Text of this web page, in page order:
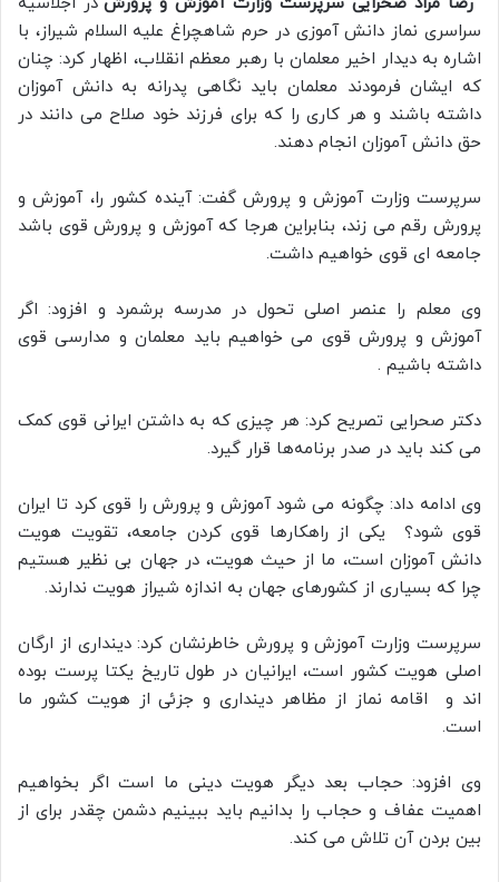
سراسری نماز دانش آموزی در حرم شاهچراغ علیه السلام شیراز، با
اشاره به دیدار اخیر معلمان با رهبر معظم انقلاب، اظهار کرد: چنان
که ایشان فرمودند معلمان باید نگاهی پدرانه به دانش آموزان
داشته باشند و هر کاری را که برای فرزند خود صلاح می دانند در
حق دانش آموزان انجام دهند.
سرپرست وزارت آموزش و پرورش گفت: آینده کشور را، آموزش و
پرورش رقم می زند، بنابراین هرجا که آموزش و پرورش قوی باشد
جامعه ای قوی خواهیم داشت.
وی معلم را عنصر اصلی تحول در مدرسه برشمرد و افزود: اگر
آموزش و پرورش قوی می خواهیم باید معلمان و مدارسی قوی
داشته باشیم .
دکتر صحرایی تصریح کرد: هر چیزی که به داشتن ایرانی قوی کمک
می کند باید در صدر برنامه‌ها قرار گیرد.
وی ادامه داد: چگونه می شود آموزش و پرورش را قوی کرد تا ایران
قوی شود؟ یکی از راهکارها قوی کردن جامعه، تقویت هویت
دانش آموزان است، ما از حیث هویت، در جهان بی نظیر هستیم
چرا که بسیاری از کشورهای جهان به اندازه شیراز هویت ندارند.
سرپرست وزارت آموزش و پرورش خاطرنشان کرد: دینداری از ارگان
اصلی هویت کشور است، ایرانیان در طول تاریخ یکتا پرست بوده
اند و اقامه نماز از مظاهر دینداری و جزئی از هویت کشور ما
است.
وی افزود: حجاب بعد دیگر هویت دینی ما است اگر بخواهیم
اهمیت عفاف و حجاب را بدانیم باید ببینیم دشمن چقدر برای از
بین بردن آن تلاش می کند.